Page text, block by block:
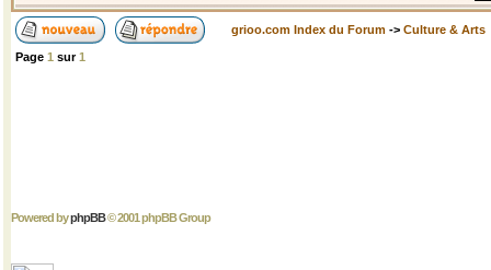
grioo.com Index du Forum -> Culture & Arts
Page 1 sur1
Powered byphpBB© 2001 phpBB Group